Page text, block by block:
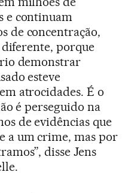
e continuam
de concentração,
porque
demonstrar
esteve
atrocidades. É o
é perseguido na
de evidências que
a um crime, mas por
disse Jens